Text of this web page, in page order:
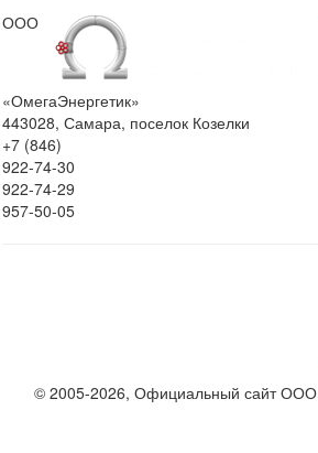
ООО
«ОмегаЭнергетик»
443028, Самара, поселок Козелки
+7 (846)
922-74-30
922-74-29
957-50-05
© 2005-2026, Официальный сайт ООО